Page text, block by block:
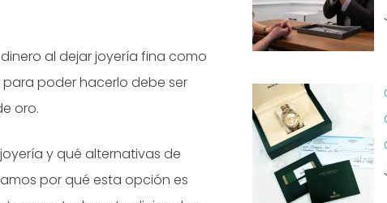
al dejar joyería fina como
para poder hacerlo debe ser
oro.
y qué alternativas de
por qué esta opción es